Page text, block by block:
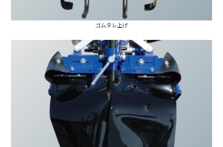
ゴムタレ上げ